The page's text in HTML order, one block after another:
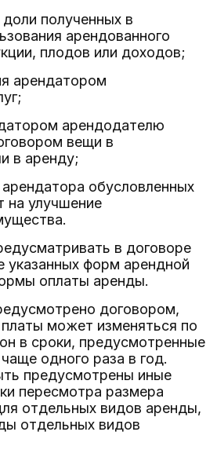
полученных в
арендованного
плодов или доходов;
арендатором
арендодателю
вещи в
в аренду;
обусловленных
на улучшение
в договоре
указанных форм арендной
оплаты аренды.
договором,
может изменяться по
в сроки, предусмотренные
одного раза в год.
предусмотрены иные
пересмотра размера
отдельных видов аренды,
отдельных видов